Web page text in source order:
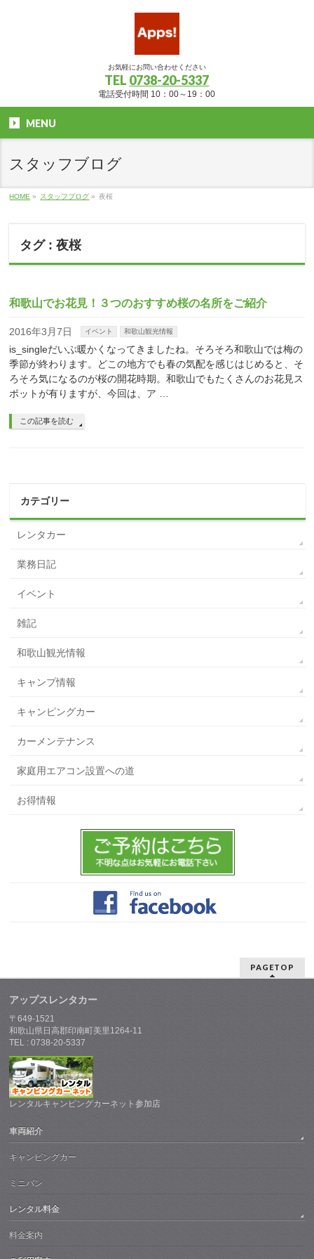
お気軽にお問い合わせください
TEL 0738-20-5337
電話受付時間 10：00～19：00
MENU
スタッフブログ
HOME » スタッフブログ » 夜桜
タグ : 夜桜
和歌山でお花見！３つのおすすめ桜の名所をご紹介
2016年3月7日 イベント 和歌山観光情報
is_singleだいぶ暖かくなってきましたね。そろそろ和歌山では梅の
季節が終わります。どこの地方でも春の気配を感じはじめると、そ
ろそろ気になるのが桜の開花時期。和歌山でもたくさんのお花見ス
ポットが有りますが、今回は、ア …
この記事を読む
カテゴリー
レンタカー
業務日記
イベント
雑記
和歌山観光情報
キャンプ情報
キャンピングカー
カーメンテナンス
家庭用エアコン設置への道
お得情報
PAGETOP
アップスレンタカー
〒649-1521
和歌山県日高郡印南町美里1264-11
TEL : 0738-20-5337
レンタルキャンピングカーネット参加店
車両紹介
キャンピングカー
ミニバン
レンタル料金
料金案内